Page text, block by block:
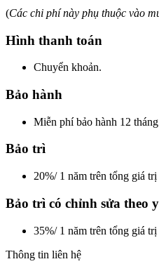
(Các chi phí này phụ thuộc vào
Hình thanh toán
Chuyển khoản.
Bảo hành
Miễn phí bảo hành 12
Bảo trì
20%/ 1 năm trên tổng giá
Bảo trì có chỉnh sửa theo
35%/ 1 năm trên tổng giá
Thông tin liên hệ